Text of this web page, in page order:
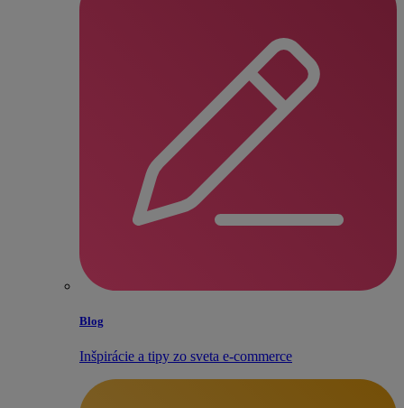
Blog
Inšpirácie a tipy zo sveta e‑commerce